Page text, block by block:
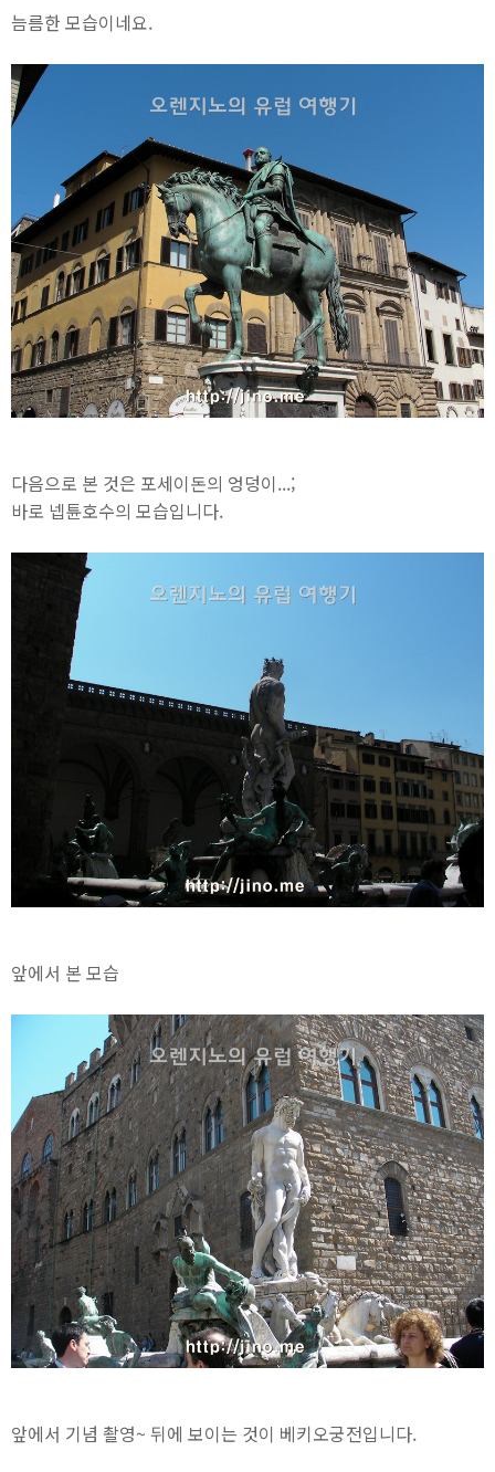
늠름한 모습이네요.
다음으로 본 것은 포세이돈의 엉덩이...;
바로 넵튠호수의 모습입니다.
앞에서 본 모습
앞에서 기념 촬영~ 뒤에 보이는 것이 베키오궁전입니다.